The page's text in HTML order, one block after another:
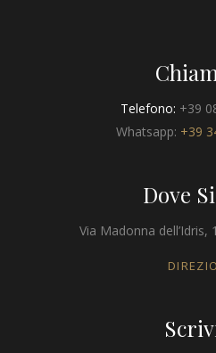
Telefono: +39
Whatsapp: +39
Dove
Via Madonna